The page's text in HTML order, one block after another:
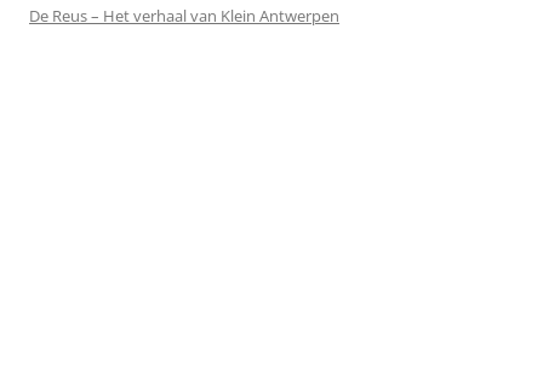
De Reus – Het verhaal van Klein Antwerpen